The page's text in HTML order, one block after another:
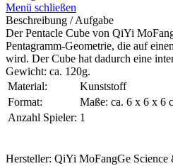
Menü schließen
Beschreibung / Aufgabe
Der Pentacle Cube von QiYi
Pentagramm-Geometrie, die auf
wird. Der Cube hat dadurch eine
Gewicht: ca. 120g.
Material:
Kunststoff
Format:
Maße: ca. 6 x 6 x 6
Anzahl Spieler: 1
Hersteller: QiYi MoFangGe